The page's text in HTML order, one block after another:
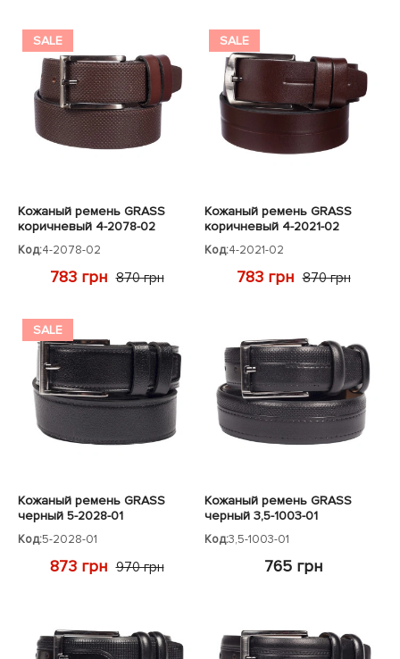
SALE
Кожаный ремень GRASS
коричневый 4-2078-02
Код:4-2078-02
783 грн 870 грн
SALE
Кожаный ремень GRASS
коричневый 4-2021-02
Код:4-2021-02
783 грн 870 грн
SALE
Кожаный ремень GRASS
черный 5-2028-01
Код:5-2028-01
873 грн 970 грн
Кожаный ремень GRASS
черный 3,5-1003-01
Код:3,5-1003-01
765 грн